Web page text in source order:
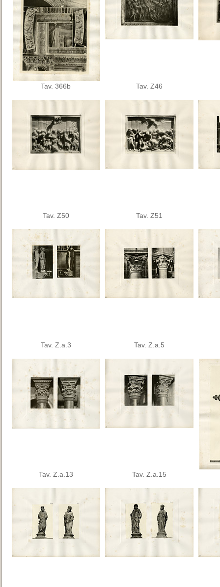
Tav. 366b Tav. Z46
Tav. Z50 Tav. Z51
Tav. Z.a.3 Tav. Z.a.5
Tav. Z.a.13 Tav. Z.a.15